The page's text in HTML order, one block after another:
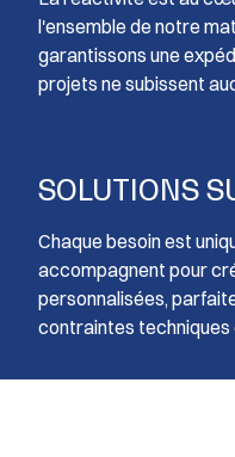
l'ensemble de notre
garantissons une
projets ne subissent
SOLUTIONS
Chaque besoin est
accompagnent pour
personnalisées,
contraintes techniques